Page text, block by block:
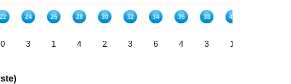
24 26 28 30 32 34 36 38 40
0 3 1 4 2 3 6 4 3 1